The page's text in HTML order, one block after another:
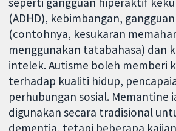
(ADHD), kebimbangan,
(contohnya, kesukaran
menggunakan tatabahasa) dan
intelek. Autisme boleh memberi
terhadap kualiti hidup,
perhubungan sosial. Memantine
digunakan secara tradisional